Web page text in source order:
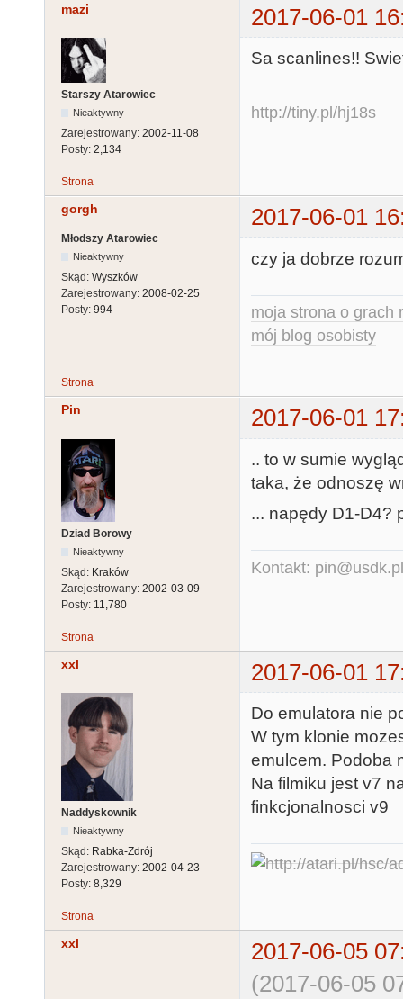
mazi 2017-06-01
Starszy Atarowiec
Nieaktywny
Zarejestrowany: 2002-11-08
Posty: 2,134
Sa scanlines!!
http://tiny.pl/hj18s
Strona
gorgh 2017-06-01
Młodszy Atarowiec
Nieaktywny
Skąd: Wyszków
Zarejestrowany: 2008-02-25
Posty: 994
czy ja dobrze
moja strona o grach
mój blog osobisty
Strona
Pin 2017-06-01
Dziad Borowy
Nieaktywny
Skąd: Kraków
Zarejestrowany: 2002-03-09
Posty: 11,780
.. to w sumie
taka, że odnoszę
... napędy D1-D4?
Kontakt: pin@usdk.pl
Strona
xxl 2017-06-01
Naddyskownik
Nieaktywny
Skąd: Rabka-Zdrój
Zarejestrowany: 2002-04-23
Posty: 8,329
Do emulatora nie
W tym klonie
emulcem. Podoba
Na filmiku jest v7
finkcjonalnosci v9
Strona
xxl
2017-06-05
(2017-06-05